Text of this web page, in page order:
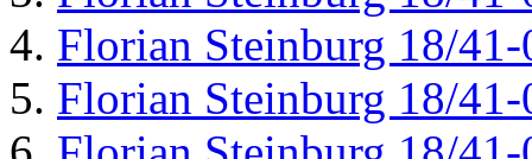
Florian Steinburg 18/41-
Florian Steinburg 18/41-